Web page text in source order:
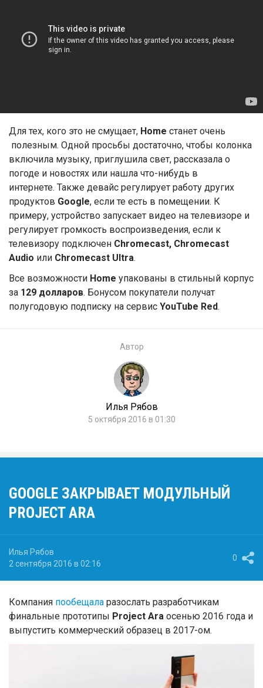
Для тех, кого это не смущает, Home станет очень
полезным. Одной просьбы достаточно, чтобы колонка
включила музыку, приглушила свет, рассказала о
погоде и новостях или нашла что-нибудь в
интернете. Также девайс регулирует работу других
продуктов Google, если те есть в помещении. К
примеру, устройство запускает видео на телевизоре и
регулирует громкость воспроизведения, если к
телевизору подключен Chromecast, Chromecast
Audio или Chromecast Ultra.
Все возможности Home упакованы в стильный корпус
за 129 долларов. Бонусом покупатели получат
полугодовую подписку на сервис YouTube Red.
Автор
Илья Рябов
5 октября 2016 в 01:30
GOOGLE ЗАКРЫВАЕТ МОДУЛЬНЫЙ
PROJECT ARA
Илья Рябов
2 сентября 2016 в 02:16
0
Компания пообещала разослать разработчикам
финальные прототипы Project Ara осенью 2016 года и
выпустить коммерческий образец в 2017-ом.